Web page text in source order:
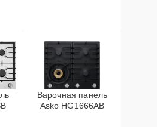
Варочная панель
Asko HG1666AB